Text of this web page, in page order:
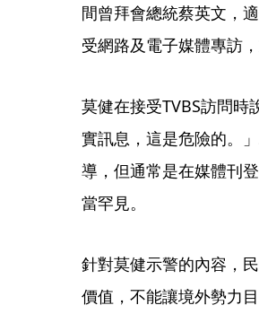
間曾拜會總統蔡英文，
受網路及電子媒體專訪
莫健在接受TVBS訪問
實訊息，這是危險的。
導，但通常是在媒體刊
當罕見。
針對莫健示警的內容，
價值，不能讓境外勢力